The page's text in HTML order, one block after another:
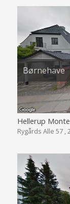
Børnehave
Hellerup
Rygårds Alle 57 ,